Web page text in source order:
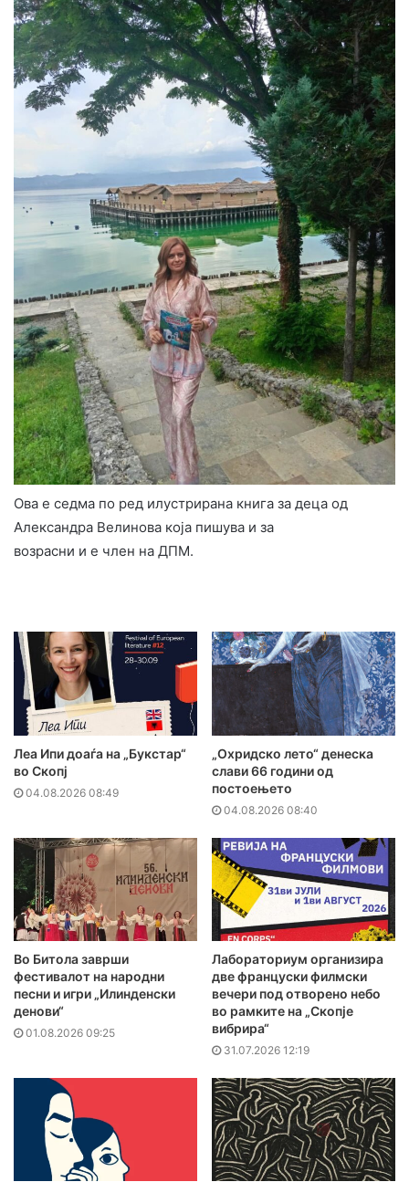
Ова е седма по ред илустрирана книга за деца од
Александра Велинова која пишува и за
возрасни и е член на ДПМ.
Леа Ипи доаѓа на „Букстар“
во Скопј
04.08.2026 08:49
„Охридско лето“ денеска
слави 66 години од
постоењето
04.08.2026 08:40
Во Битола заврши
фестивалот на народни
песни и игри „Илинденски
денови“
01.08.2026 09:25
Лабораториум организира
две француски филмски
вечери под отворено небо
во рамките на „Скопје
вибрира“
31.07.2026 12:19